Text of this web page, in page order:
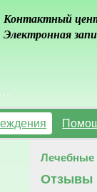
Контактный
Электронная
Лечебные
Отзывы